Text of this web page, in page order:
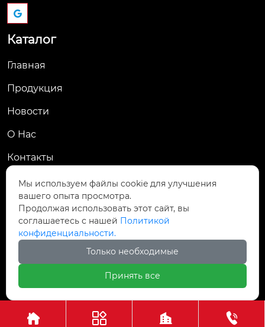
Каталог
Главная
Продукция
Новости
О Hас
Контакты
Контакты

Пров. Хэнань, г. Цзяоцзо, уезд Учжи, промзона
Чжаньдянь, ул. Промышленная Средняя
+86-18237110602
Авторское право©АО Хэнань Ясин Точная Ковка
   
Мы используем файлы cookie для улучшения
вашего опыта просмотра.
Продолжая использовать этот сайт, вы
соглашаетесь с нашей Политикой
конфиденциальности.
Только необходимые
Принять все